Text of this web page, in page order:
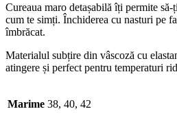
Cureaua maro detașabilă îți permite
cum te simți. Închiderea cu nasturi pe
îmbrăcat.
Materialul subțire din vâscoză cu
atingere și perfect pentru temperaturi
Marime 38, 40, 42